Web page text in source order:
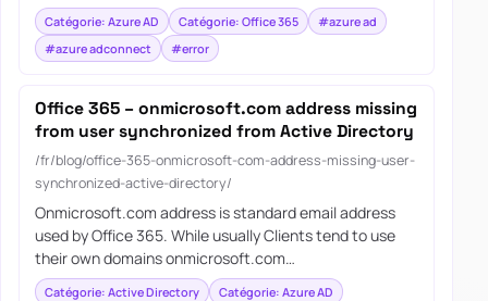
Catégorie: Azure AD Catégorie: Office 365
#azure ad
#azure adconnect
#error
Office 365 – onmicrosoft.com address missing
from user synchronized from Active Directory
/fr/blog/office-365-onmicrosoft-com-address-missing-user-
synchronized-active-directory/
Onmicrosoft.com address is standard email address
used by Office 365. While usually Clients tend to use
their own domains onmicrosoft.com…
Catégorie: Active Directory
Catégorie: Azure AD